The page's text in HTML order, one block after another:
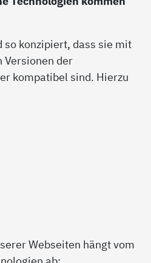
so konzipiert, dass sie mit
der
kompatibel sind. Hierzu
Webseiten hängt vom